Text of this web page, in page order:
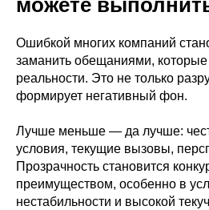
можете
Ошибкой многих компаний
заманить обещаниями, которые
реальности. Это не только
формирует негативный фон.
Лучше меньше — да лучше:
условия, текущие вызовы,
Прозрачность становится
преимуществом, особенно в
нестабильности и высокой